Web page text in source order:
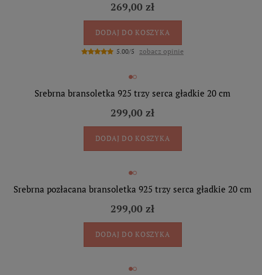
269,00 zł
DODAJ DO KOSZYKA
5.00/5 zobacz opinie
Srebrna bransoletka 925 trzy serca gładkie 20 cm
299,00 zł
DODAJ DO KOSZYKA
Srebrna pozłacana bransoletka 925 trzy serca gładkie 20 cm
299,00 zł
DODAJ DO KOSZYKA